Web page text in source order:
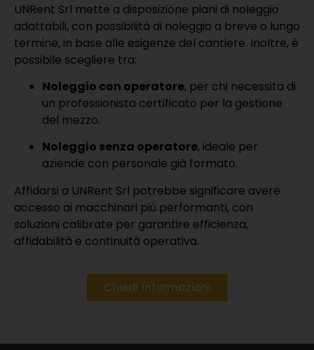
UNRent Srl mette a disposizione piani di noleggio
adattabili, con possibilità di noleggio a breve o lungo
termine, in base alle esigenze del cantiere. Inoltre, è
possibile scegliere tra:
Noleggio con operatore, per chi necessita di
un professionista certificato per la gestione
del mezzo.
Noleggio senza operatore, ideale per
aziende con personale già formato.
Affidarsi a UNRent Srl potrebbe significare avere
accesso ai macchinari più performanti, con
soluzioni calibrate per garantire efficienza,
affidabilità e continuità operativa.
Chiedi informazioni